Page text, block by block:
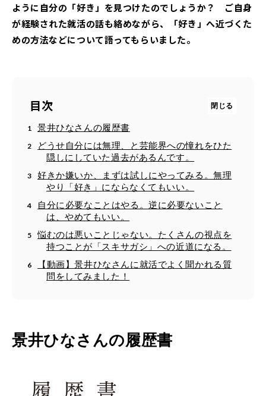
ように自分の「好き」を見つけたのでしょうか？ ご自身
が経験された就活の話も絡めながら、「好き」へ近づくた
めの方法などについて語ってもらいました。
目次
景井ひなさんの履歴書
どうせ自分には無理、と芸能界への憧れをひた
隠しにしていた過去があるんです。
好きか嫌いか、まずは試しにやってみる。無理
やり「好き」にならなくてもいい。
自分に必要なことはやる。逆に必要ないこと
は、やめてもいい。
悩むのは悪いことじゃない。たくさんの視点を
持つことが「スキサガシ」への近道になる。
【動画】景井ひなさんに就活でよく聞かれる質
問をしてみました！
景井ひなさんの履歴書